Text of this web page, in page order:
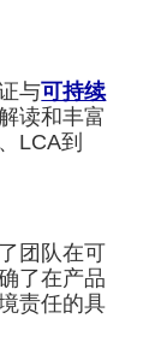
与可持续
读和丰富
LCA到
团队在可
了在产品
责任的具